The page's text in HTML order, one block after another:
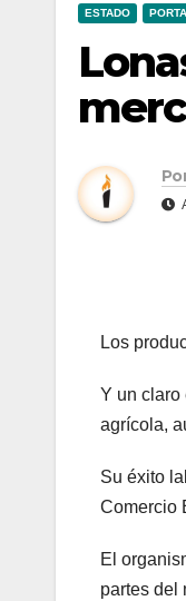
ESTADO
Los
Y un claro
agrícola,
Su éxito
Comercio
El
partes del